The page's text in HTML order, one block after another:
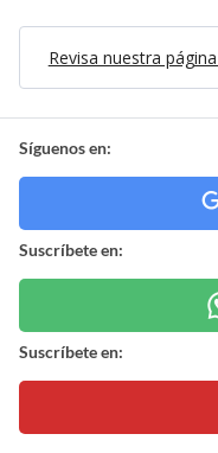
Revisa nuestra
Síguenos en:
Suscríbete en:
Suscríbete en: